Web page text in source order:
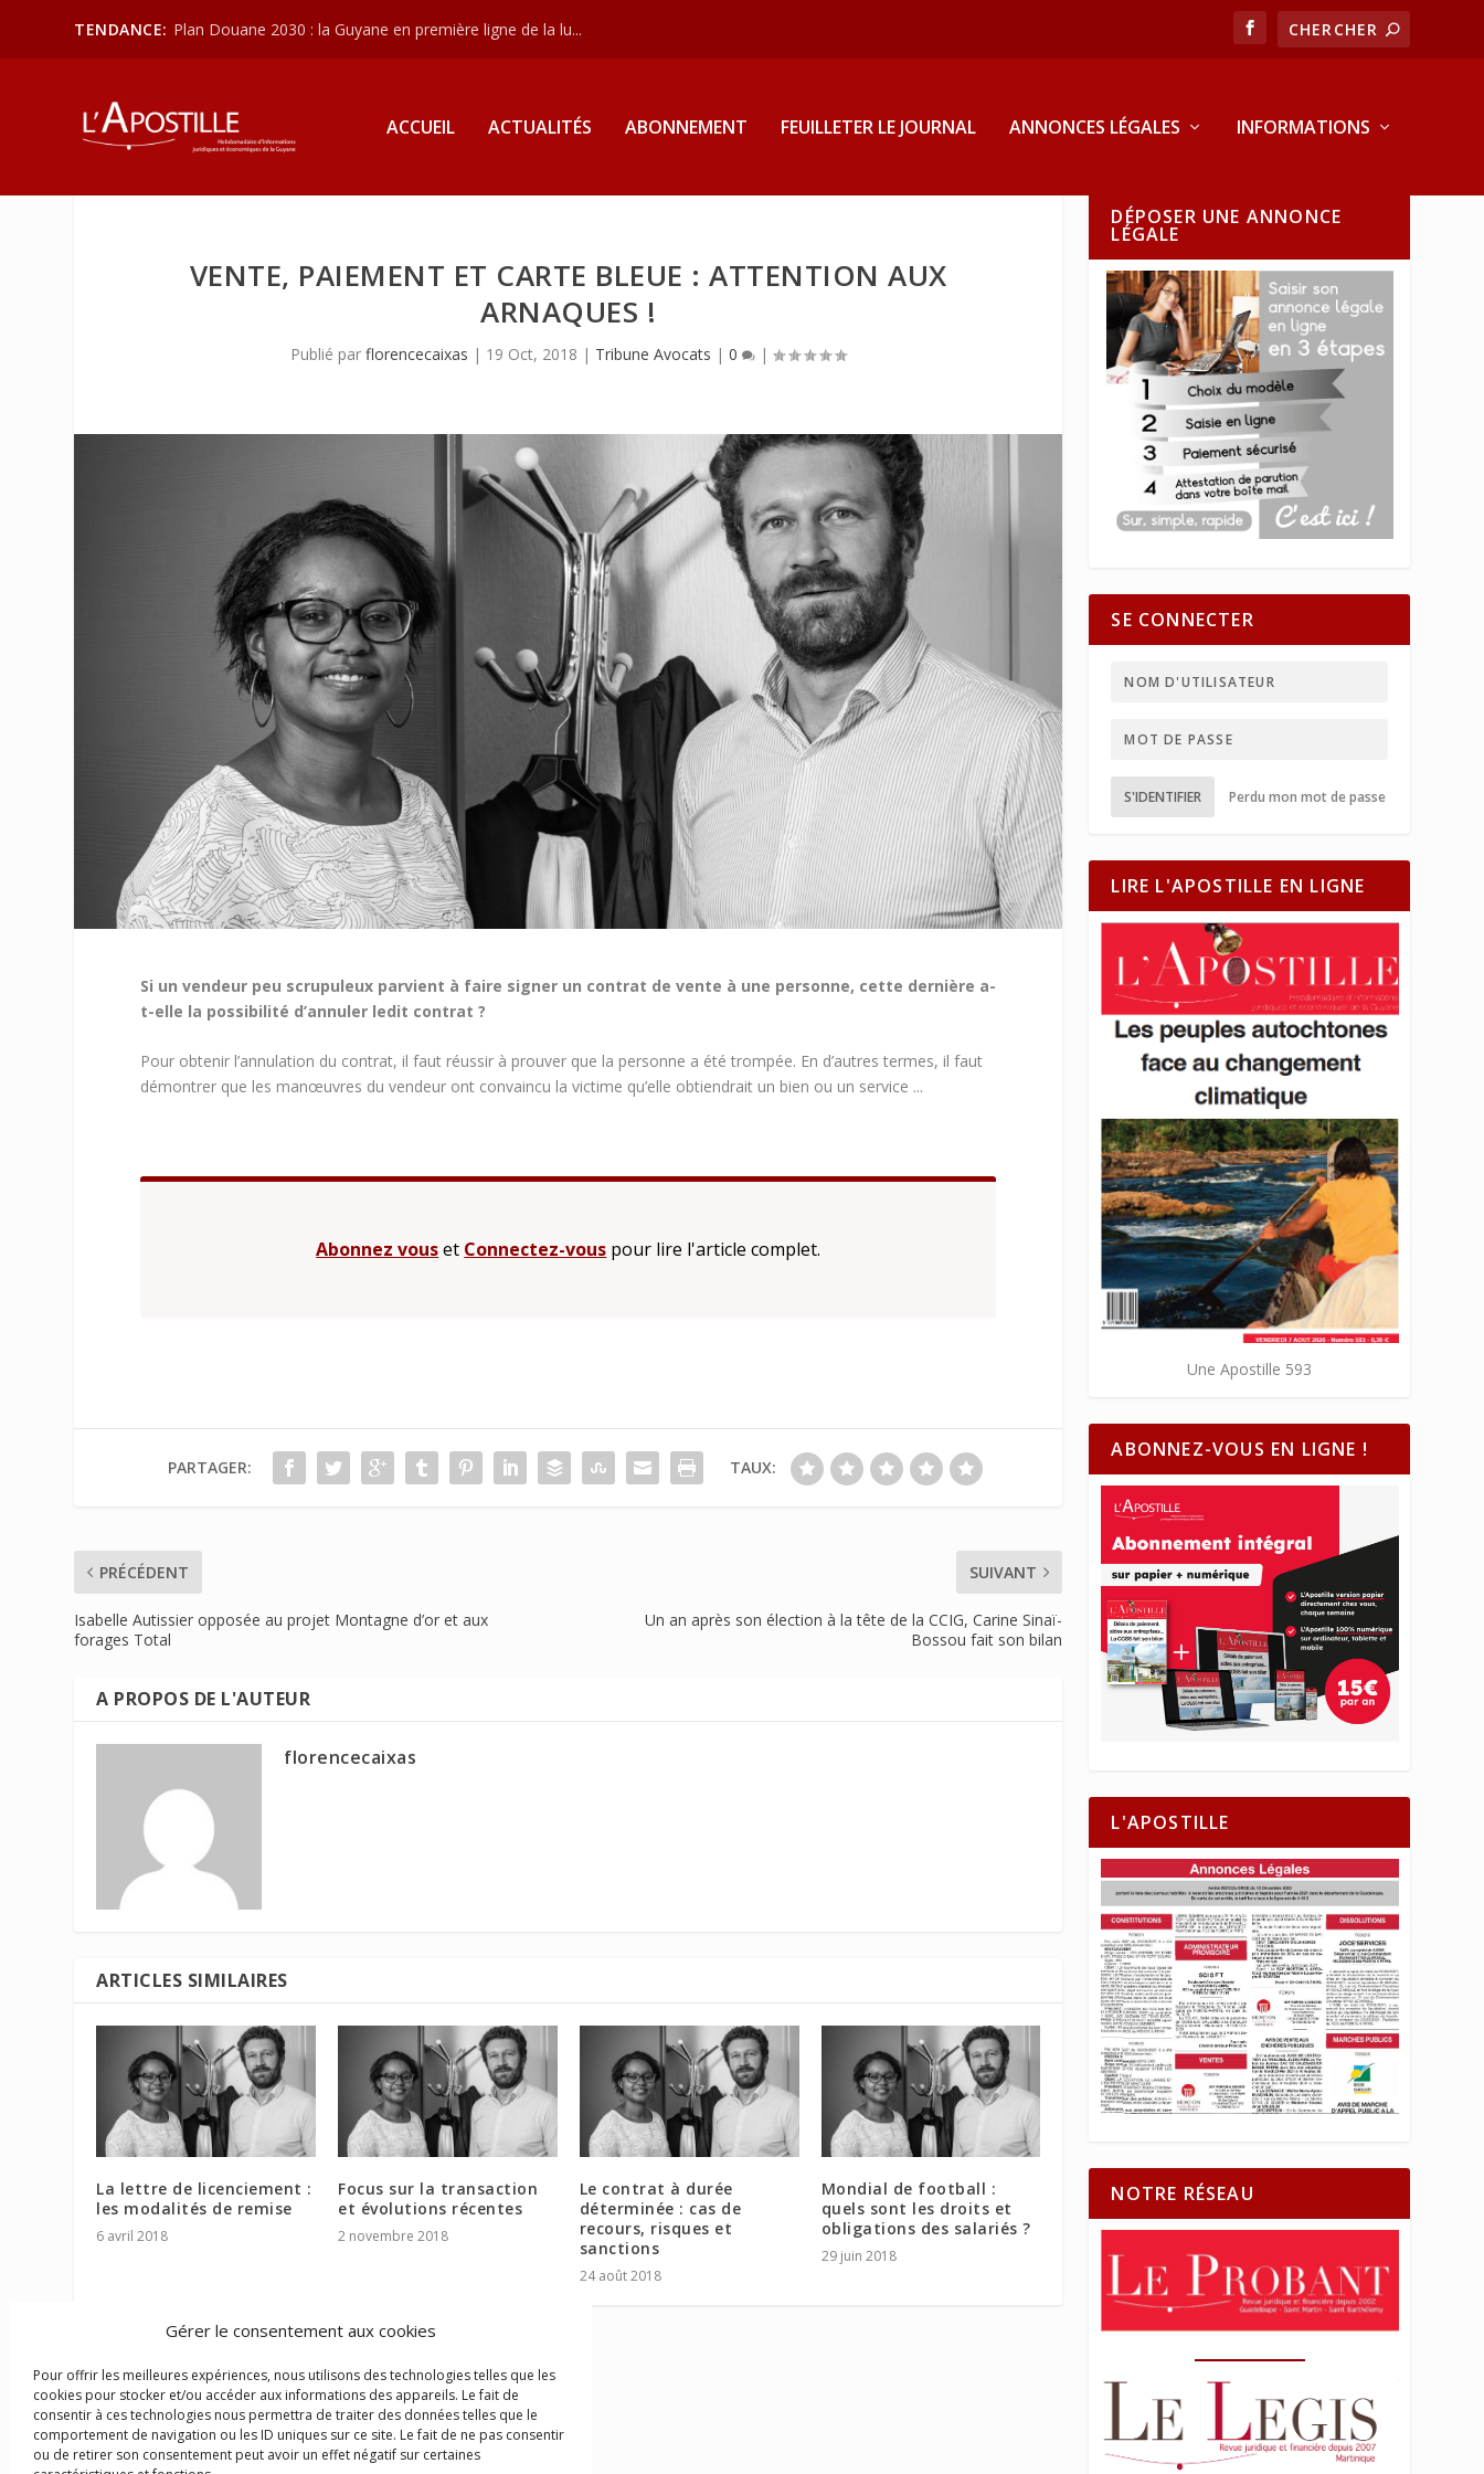
Gérer le consentement aux cookies
Pour offrir les meilleures expériences, nous utilisons des technologies telles que les
cookies pour stocker et/ou accéder aux informations des appareils. Le fait de
consentir à ces technologies nous permettra de traiter des données telles que le
comportement de navigation ou les ID uniques sur ce site. Le fait de ne pas consentir
ou de retirer son consentement peut avoir un effet négatif sur certaines
TENDANCE: Plan Douane 2030 : la Guyane en première ligne de la lu...
ACCUEIL ACTUALITÉS ABONNEMENT FEUILLETER LE JOURNAL ANNONCES LÉGALES INFORMATIONS
VENTE, PAIEMENT ET CARTE BLEUE : ATTENTION AUX
ARNAQUES !
Publié parflorencecaixas | 19 Oct, 2018 | Tribune Avocats |0 |
Si un vendeur peu scrupuleux parvient à faire signer un contrat de vente à une personne, cette dernière a-
t-elle la possibilité d’annuler ledit contrat ?
Pour obtenir l’annulation du contrat, il faut réussir à prouver que la personne a été trompée. En d’autres termes, il faut
démontrer que les manœuvres du vendeur ont convaincu la victime qu’elle obtiendrait un bien ou un service ...
Abonnez vouset Connectez-vous pour lire l'article complet.
PARTAGER: TAUX:
PRÉCÉDENT
Isabelle Autissier opposée au projet Montagne d’or et aux
forages Total
SUIVANT
Un an après son élection à la tête de la CCIG, Carine Sinaï-
Bossou fait son bilan
A PROPOS DE L'AUTEUR
florencecaixas
ARTICLES SIMILAIRES
La lettre de licenciement :
les modalités de remise
6 avril 2018
Focus sur la transaction
et évolutions récentes
2 novembre 2018
Le contrat à durée
déterminée : cas de
recours, risques et
sanctions
24 août 2018
Mondial de football :
quels sont les droits et
obligations des salariés ?
29 juin 2018
DÉPOSER UNE ANNONCE
LÉGALE
SE CONNECTER
S'IDENTIFIER Perdu mon mot de passe
LIRE L'APOSTILLE EN LIGNE
Une Apostille 593
ABONNEZ-VOUS EN LIGNE !
L'APOSTILLE
NOTRE RÉSEAU